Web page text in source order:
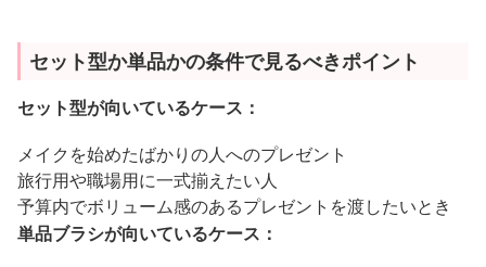
セット型か単品かの条件で見るべきポイント
セット型が向いているケース：
メイクを始めたばかりの人へのプレゼント
旅行用や職場用に一式揃えたい人
予算内でボリューム感のあるプレゼントを渡したいとき
単品ブラシが向いているケース：